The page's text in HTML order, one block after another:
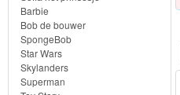
artikelen
2022
Enchantimals
Barbie
Bob de bouwer
SpongeBob
Star Wars
Skylanders
Superman